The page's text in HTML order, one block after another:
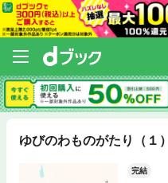
ゆびのわものがたり（１）
完結